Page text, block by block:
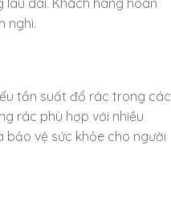
nghi.
tần suất đổ rác trong các
rác phù hợp với nhiều
bảo vệ sức khỏe cho người